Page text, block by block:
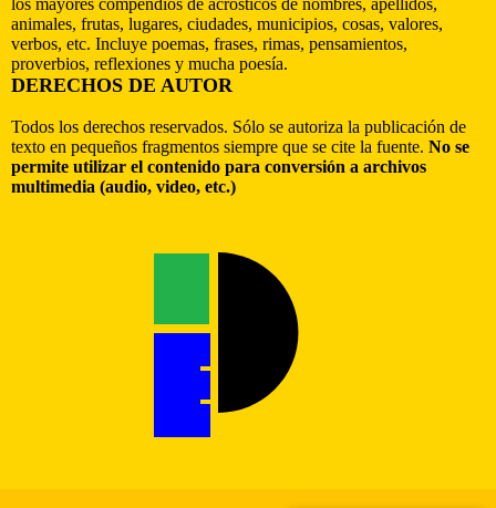
animales, frutas, lugares, ciudades, municipios, cosas, valores,
verbos, etc. Incluye poemas, frases, rimas, pensamientos,
proverbios, reflexiones y mucha poesía.
DERECHOS DE AUTOR
Todos los derechos reservados. Sólo se autoriza la publicación de
texto en pequeños fragmentos siempre que se cite la fuente. No se
permite utilizar el contenido para conversión a archivos
multimedia (audio, video, etc.)